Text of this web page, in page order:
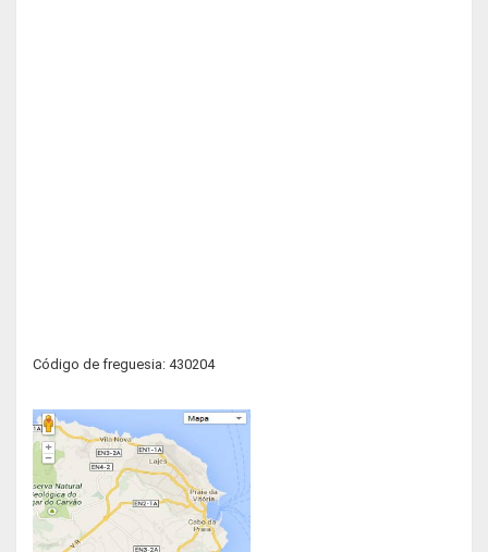
Código de freguesia: 430204